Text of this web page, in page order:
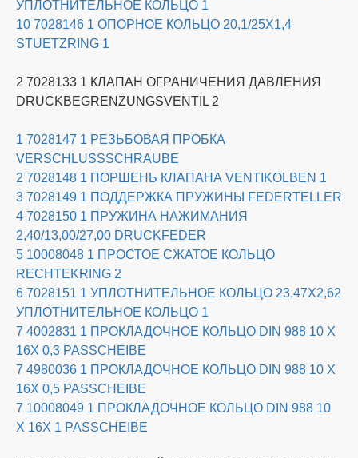
УПЛОТНИТЕЛЬНОЕ КОЛЬЦО 1
10 7028146 1 ОПОРНОЕ КОЛЬЦО 20,1/25X1,4
STUETZRING 1
2 7028133 1 КЛАПАН ОГРАНИЧЕНИЯ ДАВЛЕНИЯ
DRUCKBEGRENZUNGSVENTIL 2
1 7028147 1 РЕЗЬБОВАЯ ПРОБКА
VERSCHLUSSSCHRAUBE
2 7028148 1 ПОРШЕНЬ КЛАПАНА VENTIKOLBEN 1
3 7028149 1 ПОДДЕРЖКА ПРУЖИНЫ FEDERTELLER
4 7028150 1 ПРУЖИНА НАЖИМАНИЯ
2,40/13,00/27,00 DRUCKFEDER
5 10008048 1 ПРОСТОЕ СЖАТОЕ КОЛЬЦО
RECHTEKRING 2
6 7028151 1 УПЛОТНИТЕЛЬНОЕ КОЛЬЦО 23,47X2,62
УПЛОТНИТЕЛЬНОЕ КОЛЬЦО 1
7 4002831 1 ПРОКЛАДОЧНОЕ КОЛЬЦО DIN 988 10 X
16X 0,3 PASSCHEIBE
7 4980036 1 ПРОКЛАДОЧНОЕ КОЛЬЦО DIN 988 10 X
16X 0,5 PASSCHEIBE
7 10008049 1 ПРОКЛАДОЧНОЕ КОЛЬЦО DIN 988 10
X 16X 1 PASSCHEIBE